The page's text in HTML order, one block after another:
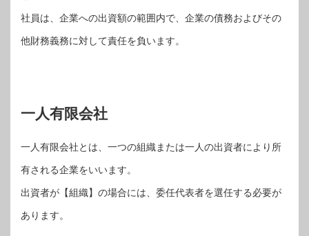
社員は、企業への出資額の範囲内で、企業の債務およびその
他財務義務に対して責任を負います。
一人有限会社
一人有限会社とは、一つの組織または一人の出資者により所
有される企業をいいます。
出資者が【組織】の場合には、委任代表者を選任する必要が
あります。